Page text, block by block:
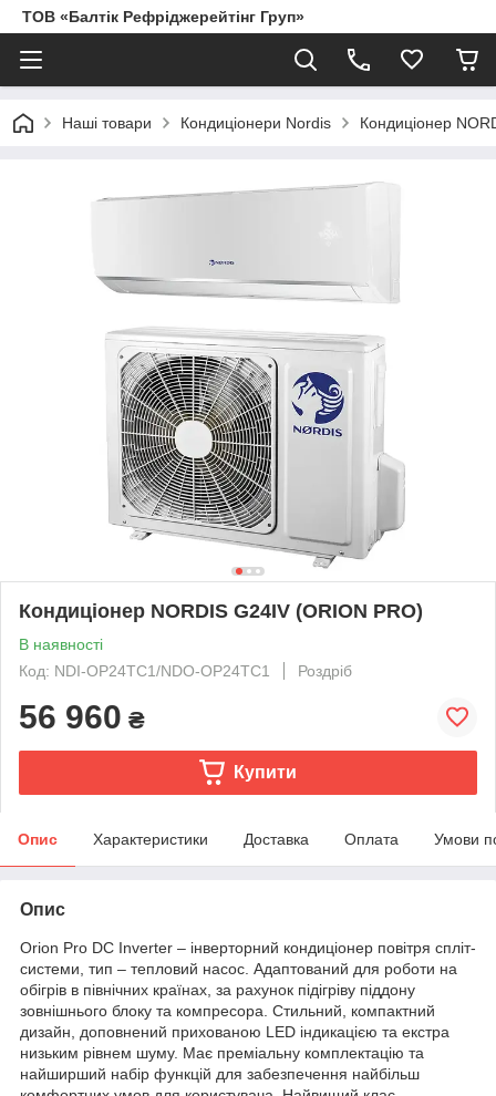
ТОВ «Балтік Рефріджерейтінг Груп»
Наші товари Кондиціонери Nordis Кондиціонер
Кондиціонер NORDIS G24IV (ORION PRO)
В наявності
Код: NDI-OP24TC1/NDO-OP24TC1
Роздріб
56 960 ₴
Купити
Опис Характеристики Доставка Оплата Умови
Опис
Orion Pro DC Inverter – інверторний кондиціонер повітря спліт-
системи, тип – тепловий насос. Адаптований для роботи на
обігрів в північних країнах, за рахунок підігріву піддону
зовнішнього блоку та компресора. Стильний, компактний
дизайн, доповнений прихованою LED індикацією та екстра
низьким рівнем шуму. Має преміальну комплектацію та
найширший набір функцій для забезпечення найбільш